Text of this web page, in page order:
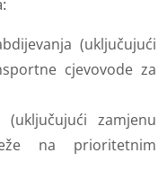
(uključujući
cjevovode za
zamjenu
na prioritetnim